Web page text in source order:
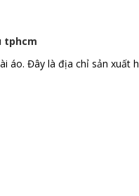
tphcm
áo. Đây là địa chỉ sản xuất